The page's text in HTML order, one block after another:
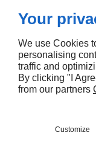
Your
We use Cookies
personalising
traffic and
By clicking "I
from our partners
Customize